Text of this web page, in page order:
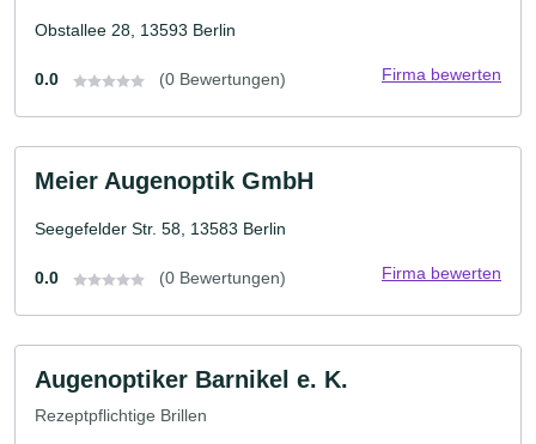
Obstallee 28, 13593 Berlin
0.0 (0 Bewertungen) Firma bewerten
Meier Augenoptik GmbH
Seegefelder Str. 58, 13583 Berlin
0.0 (0 Bewertungen) Firma bewerten
Augenoptiker Barnikel e. K.
Rezeptpflichtige Brillen